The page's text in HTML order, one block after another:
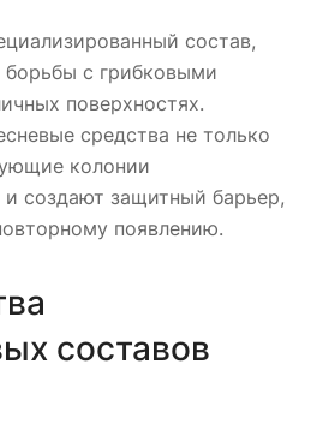
состав,
борьбы с грибковыми
поверхностях.
средства не только
колонии
создают защитный барьер,
появлению.
составов